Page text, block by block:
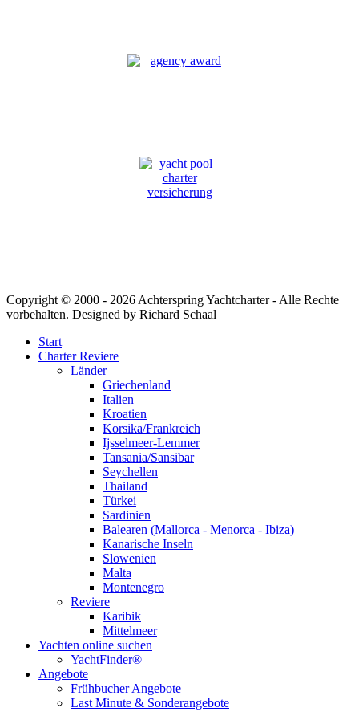
Copyright © 2000 - 2026 Achterspring Yachtcharter - Alle Rechte
vorbehalten. Designed by Richard Schaal
Start
Charter Reviere
Länder
Griechenland
Italien
Kroatien
Korsika/Frankreich
Ijsselmeer-Lemmer
Tansania/Sansibar
Seychellen
Thailand
Türkei
Sardinien
Balearen (Mallorca - Menorca - Ibiza)
Kanarische Inseln
Slowenien
Malta
Montenegro
Reviere
Karibik
Mittelmeer
Yachten online suchen
YachtFinder®
Angebote
Frühbucher Angebote
Last Minute & Sonderangebote